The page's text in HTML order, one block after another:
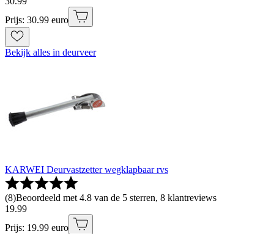
Prijs: 30.99 euro
Bekijk alles in deurveer
KARWEI Deurvastzetter wegklapbaar rvs
(8)Beoordeeld met 4.8 van de 5 sterren, 8 klantreviews
19.99
Prijs: 19.99 euro